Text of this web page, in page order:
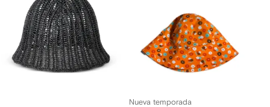
Nueva temporada